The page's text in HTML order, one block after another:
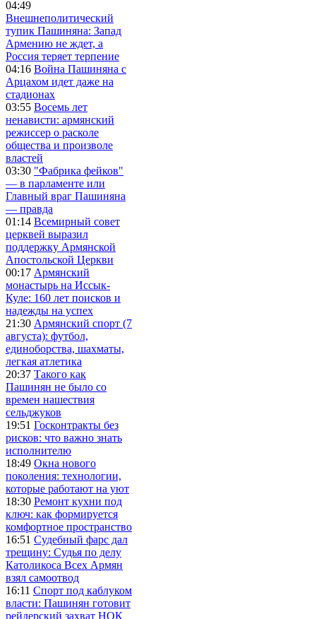
04:49
Внешнеполитический
тупик Пашиняна: Запад
Армению не ждет, а
Россия теряет терпение
04:16 Война Пашиняна с
Арцахом идет даже на
стадионах
03:55 Восемь лет
ненависти: армянский
режиссер о расколе
общества и произволе
властей
03:30 "Фабрика фейков"
— в парламенте или
Главный враг Пашиняна
— правда
01:14 Всемирный совет
церквей выразил
поддержку Армянской
Апостольской Церкви
00:17 Армянский
монастырь на Иссык-
Куле: 160 лет поисков и
надежды на успех
21:30 Армянский спорт (7
августа): футбол,
единоборства, шахматы,
легкая атлетика
20:37 Такого как
Пашинян не было со
времен нашествия
сельджуков
19:51 Госконтракты без
рисков: что важно знать
исполнителю
18:49 Окна нового
поколения: технологии,
которые работают на уют
18:30 Ремонт кухни под
ключ: как формируется
комфортное пространство
16:51 Судебный фарс дал
трещину: Судья по делу
Католикоса Всех Армян
взял самоотвод
16:11 Спорт под каблуком
власти: Пашинян готовит
рейдерский захват НОК